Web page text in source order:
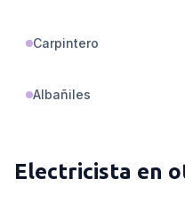
Carpintero
Albañiles
Electricista en